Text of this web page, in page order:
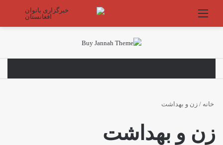
منو
خانه / زن و بهداشت
زن و بهداشت